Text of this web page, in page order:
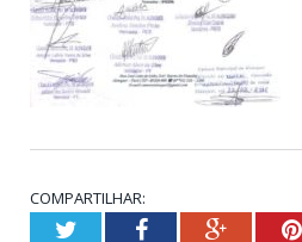
COMPARTILHAR:
TwitterFacebookGoogle+